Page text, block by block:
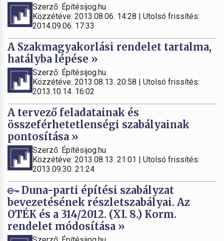
Szerző: Építésijog.hu
Közzétéve: 2013.08.06. 14:28 | Utolsó frissítés:
2014.09.06. 17:33
A Szakmagyakorlási rendelet tartalma,
hatályba lépése »
Szerző: Építésijog.hu
Közzétéve: 2013.08.13. 20:58 | Utolsó frissítés:
2013.10.14. 16:02
A tervező feladatainak és
összeférhetetlenségi szabályainak
pontosítása »
Szerző: Építésijog.hu
Közzétéve: 2013.08.13. 21:01 | Utolsó frissítés:
2013.09.30. 21:24
Duna-parti építési szabályzat
bevezetésének részletszabályai. Az
OTÉK és a 314/2012. (XI. 8.) Korm.
rendelet módosítása »